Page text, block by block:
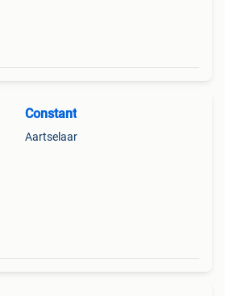
Constant
Aartselaar